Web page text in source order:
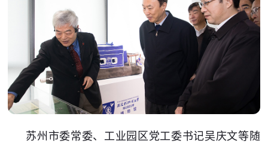
苏州市委常委、工业园区党工委书记吴庆文等随